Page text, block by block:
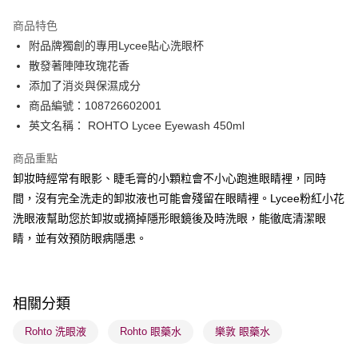
PayMe
WeChat Pay
BoC Pay
順豐自助櫃 - 確認發貨後1-3個工作天送達
每筆HK$65.00，滿HK$300.00或以上免運費
順豐站及營業點 - 確認發貨後1-3個工作天送達
每筆HK$65.00，滿HK$300.00或以上免運費
每筆HK$65.00，滿HK$300.00或以上免運費
(香港門市) 只顯示可選門市。確認發貨後2-5個工作天到店，3天內
商品特色
附品牌獨創的專用Lycee貼心洗眼杯
散發著陣陣玫瑰花香
添加了消炎與保濕成分
商品編號：108726602001
英文名稱： ROHTO Lycee Eyewash 450ml
商品重點
卸妝時經常有眼影、睫毛膏的小顆粒會不小心跑進眼睛裡，同時
間，沒有完全洗走的卸妝液也可能會殘留在眼睛裡。Lycee粉紅小花
洗眼液幫助您於卸妝或摘掉隱形眼鏡後及時洗眼，能徹底清潔眼
睛，並有效預防眼病隱患。
相關分類
Rohto 洗眼液 Rohto 眼藥水 樂敦 眼藥水